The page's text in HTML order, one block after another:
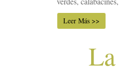
Leer Más >>